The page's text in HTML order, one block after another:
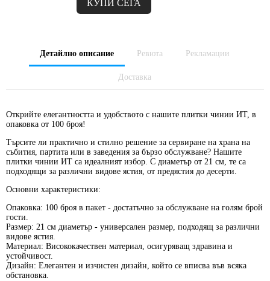
Детайлно описание Ревюта Рекламации
Доставка
Открийте елегантността и удобството с нашите плитки чинии ИТ, в
опаковка от 100 броя!
Търсите ли практично и стилно решение за сервиране на храна на
събития, партита или в заведения за бързо обслужване? Нашите
плитки чинии ИТ са идеалният избор. С диаметър от 21 см, те са
подходящи за различни видове ястия, от предястия до десерти.
Основни характеристики:
Опаковка: 100 броя в пакет - достатъчно за обслужване на голям брой
гости.
Размер: 21 см диаметър - универсален размер, подходящ за различни
видове ястия.
Материал: Висококачествен материал, осигуряващ здравина и
устойчивост.
Дизайн: Елегантен и изчистен дизайн, който се вписва във всяка
обстановка.